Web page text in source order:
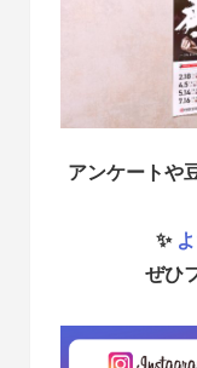
アンケートや
✨ よ
ぜひ